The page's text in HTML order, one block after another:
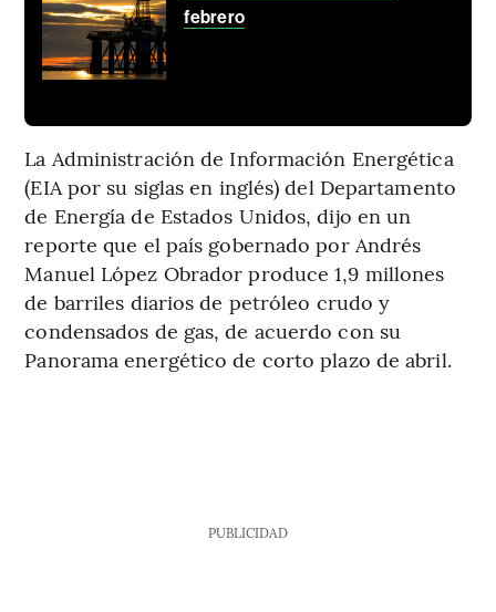
febrero
La Administración de Información Energética
(EIA por su siglas en inglés) del Departamento
de Energía de Estados Unidos, dijo en un
reporte que el país gobernado por Andrés
Manuel López Obrador produce 1,9 millones
de barriles diarios de petróleo crudo y
condensados de gas, de acuerdo con su
Panorama energético de corto plazo de abril.
PUBLICIDAD